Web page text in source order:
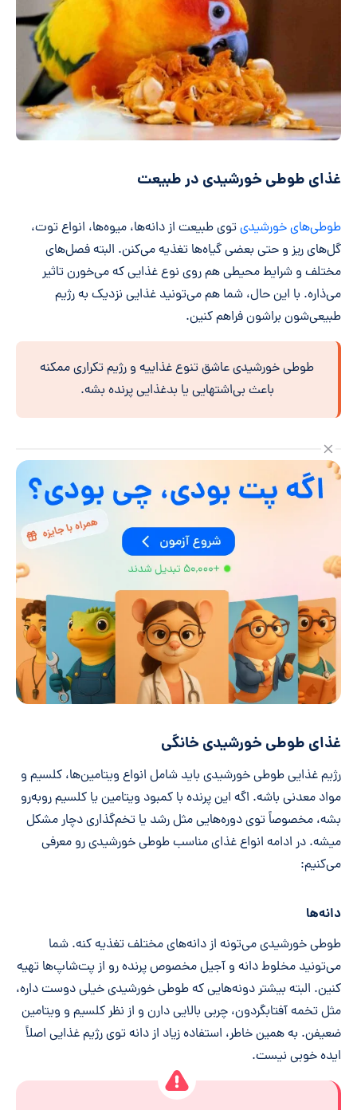
غذای طوطی خورشیدی در طبیعت
طوطی‌های خورشیدیتوی طبیعت از دانه‌ها، میوه‌ها، انواع توت،
گل‌های ریز و حتی بعضی گیاه‌ها تغذیه می‌کنن. البته فصل‌های
مختلف و شرایط محیطی هم روی نوع غذایی که می‌خورن تاثیر
می‌ذاره. با این حال، شما هم می‌تونید غذایی نزدیک به رژیم
طبیعی‌شون براشون فراهم کنین.
طوطی خورشیدی عاشق تنوع غذاییه و رژیم تکراری ممکنه
باعث بی‌اشتهایی یا بدغذایی پرنده بشه.
غذای طوطی خورشیدی خانگی
رژیم غذایی طوطی خورشیدی باید شامل انواع ویتامین‌ها، کلسیم و
مواد معدنی باشه. اگه این پرنده با کمبود ویتامین یا کلسیم روبه‌رو
بشه، مخصوصاً توی دوره‌هایی مثل رشد یا تخم‌گذاری دچار مشکل
میشه. در ادامه انواع غذای مناسب طوطی خورشیدی رو معرفی
می‌کنیم:
دانه‌ها
طوطی خورشیدی می‌تونه از دانه‌های مختلف تغذیه کنه. شما
می‌تونید مخلوط دانه و آجیل مخصوص پرنده رو از پت‌شاپ‌ها تهیه
کنین. البته بیشتر دونه‌هایی که طوطی خورشیدی خیلی دوست داره،
مثل تخمه آفتابگردون، چربی بالایی دارن و از نظر کلسیم و ویتامین
ضعیفن. به همین خاطر، استفاده زیاد از دانه توی رژیم غذایی اصلاً
ایده خوبی نیست.